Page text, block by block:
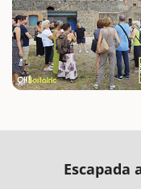
Escapada